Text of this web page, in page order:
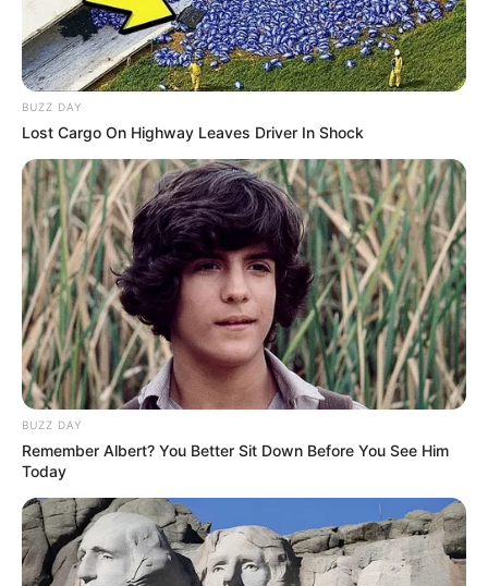
Deixe seu comentário
15 Comentários
leopoldina ramos há 13 anos
muito lindos estes brincos obrigado pela partilha
Flaviana há 13 anos
Uma otima dica pra quem quer ganhar um dinheirinho
extra! E ficou lindo! Adoro bijuterias…
Celma há 13 anos
Curto demais. Os brinquinhos ficaram uma gracinha.
BUZZ DAY
Lost Cargo On Highway Leaves Driver In Shock
BUZZ DAY
Remember Albert? You Better Sit Down Before You See Him
Today